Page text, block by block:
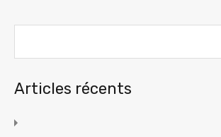
Articles récents